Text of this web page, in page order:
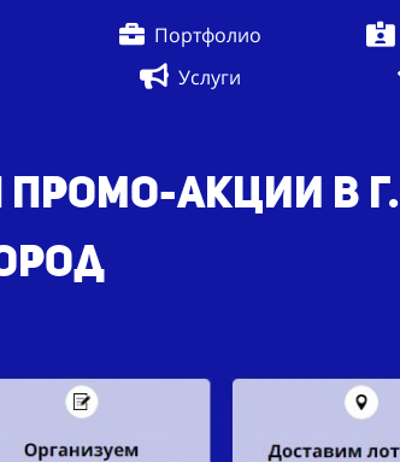
Портфолио
Услуги
акции в г.